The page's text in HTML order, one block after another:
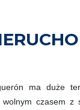
ma duże
czasem z